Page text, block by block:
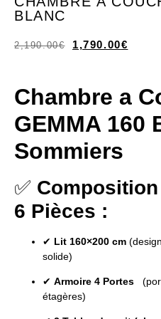
BLANC
2,190.00€ 1,790.00€
Chambre a
GEMMA 160
Sommiers
✅ Composition
6 Pièces :
✔ Lit 160×200 cm
solide)
✔ Armoire 4 Portes
étagères)